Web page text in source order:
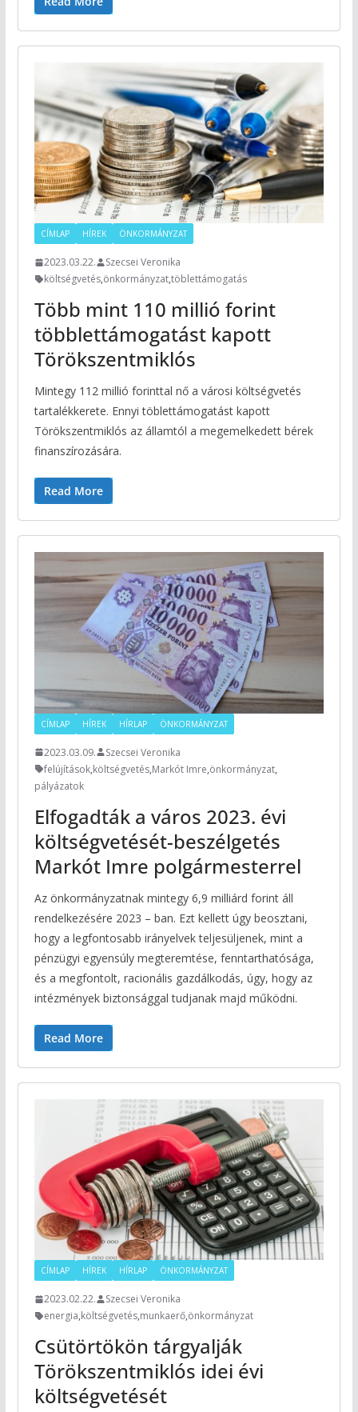
CÍMLAP HÍREK ÖNKORMÁNYZAT
2023.03.22.
Szecsei Veronika
költségvetés,önkormányzat,töblettámogatás
Több mint 110 millió forint
többlettámogatást kapott
Törökszentmiklós
Mintegy 112 millió forinttal nő a városi költségvetés
tartalékkerete. Ennyi töblettámogatást kapott
Törökszentmiklós az államtól a megemelkedett bérek
finanszírozására.
Read More
CÍMLAP HÍREK HÍRLAP ÖNKORMÁNYZAT
2023.03.09.
Szecsei Veronika
felújítások,költségvetés,Markót Imre,önkormányzat,
pályázatok
Elfogadták a város 2023. évi
költségvetését-beszélgetés
Markót Imre polgármesterrel
Az önkormányzatnak mintegy 6,9 milliárd forint áll
rendelkezésére 2023 – ban. Ezt kellett úgy beosztani,
hogy a legfontosabb irányelvek teljesüljenek, mint a
pénzügyi egyensúly megteremtése, fenntarthatósága,
és a megfontolt, racionális gazdálkodás, úgy, hogy az
intézmények biztonsággal tudjanak majd működni.
Read More
CÍMLAP HÍREK HÍRLAP ÖNKORMÁNYZAT
2023.02.22.
Szecsei Veronika
energia,költségvetés,munkaerő,önkormányzat
Csütörtökön tárgyalják
Törökszentmiklós idei évi
költségvetését